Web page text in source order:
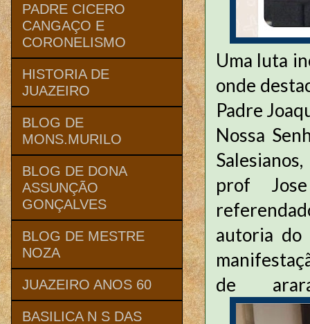
Uma luta
onde
Padre
Nossa
prof
autoria do
de
PADRE CICERO
CANGAÇO E
CORONELISMO
HISTORIA DE
JUAZEIRO
BLOG DE
MONS.MURILO
BLOG DE DONA
ASSUNÇÃO
GONÇALVES
BLOG DE MESTRE
NOZA
JUAZEIRO ANOS 60
BASILICA N S DAS